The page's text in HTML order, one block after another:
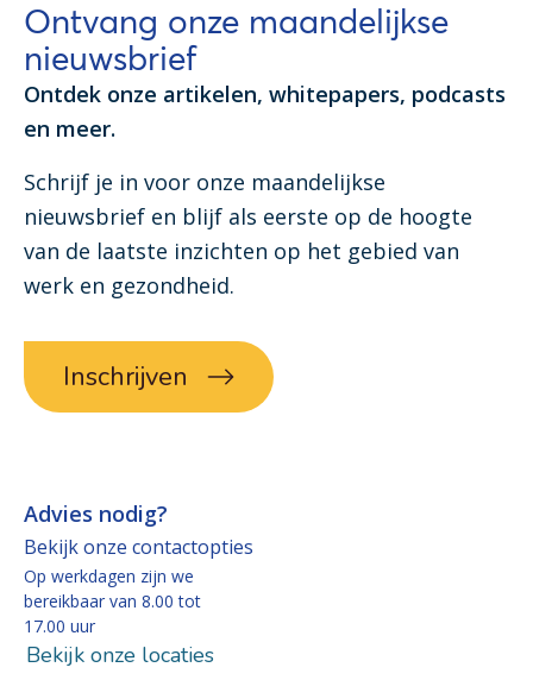
Ontvang onze maandelijkse
nieuwsbrief
Ontdek onze artikelen, whitepapers, podcasts
en meer.
Schrijf je in voor onze maandelijkse
nieuwsbrief en blijf als eerste op de hoogte
van de laatste inzichten op het gebied van
werk en gezondheid.
Inschrijven
Advies nodig?
Bekijk onze contactopties
Op werkdagen zijn we
bereikbaar van 8.00 tot
17.00 uur
Bekijk onze locaties